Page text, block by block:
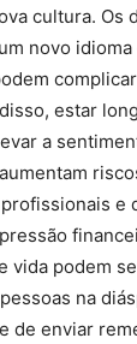
cultura. Os
novo
estar
a
e
vida podem
na
de enviar